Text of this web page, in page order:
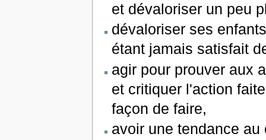
et dévaloriser un peu
dévaloriser ses
étant jamais satisfait
agir pour prouver aux
et critiquer l'action
façon de faire,
avoir une tendance